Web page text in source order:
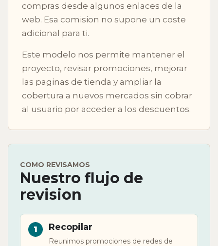
compras desde algunos enlaces de la
web. Esa comision no supone un coste
adicional para ti.
Este modelo nos permite mantener el
proyecto, revisar promociones, mejorar
las paginas de tienda y ampliar la
cobertura a nuevos mercados sin cobrar
al usuario por acceder a los descuentos.
COMO REVISAMOS
Nuestro flujo de
revision
Recopilar
Reunimos promociones de redes de